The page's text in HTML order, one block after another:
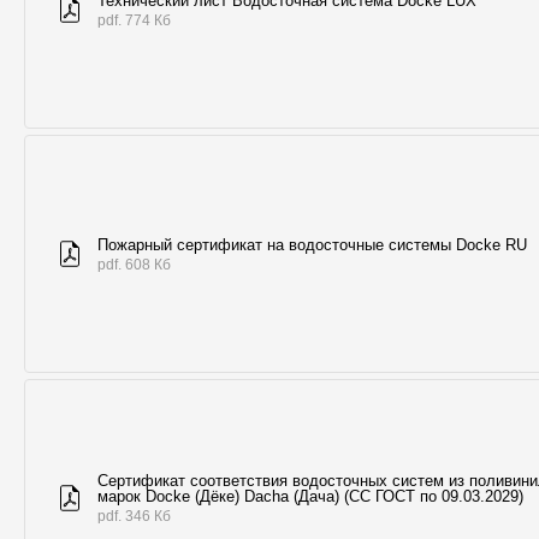
pdf. 774 Кб
Пожарный сертификат на водосточные системы Docke RU
pdf. 608 Кб
Сертификат соответствия водосточных систем из
марок Docke (Дёке) Dacha (Дача) (СС ГОСТ по 09.03.2029)
pdf. 346 Кб